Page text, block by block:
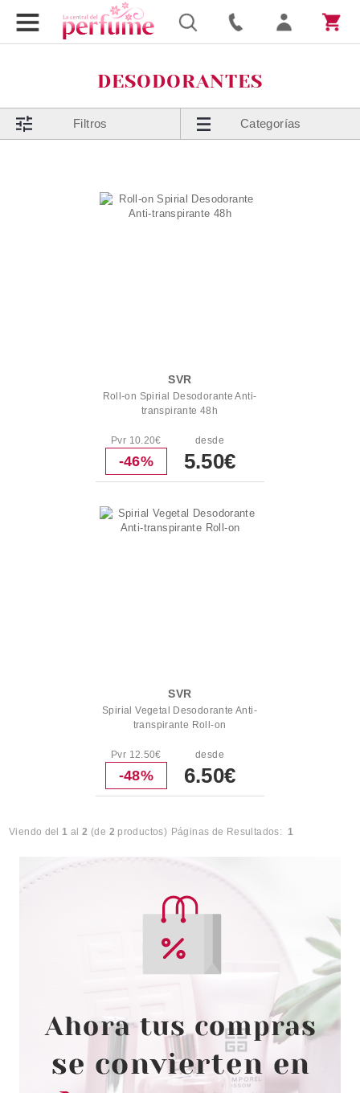
DESODORANTES
Filtros Categorías
SVR
Roll-on Spirial Desodorante Anti-
transpirante 48h
Pvr 10.20€
-46%
desde
5.50€
SVR
Spirial Vegetal Desodorante Anti-
transpirante Roll-on
Pvr 12.50€
-48%
desde
6.50€
Viendo del1 al2 (de 2 productos) Páginas de Resultados: 1